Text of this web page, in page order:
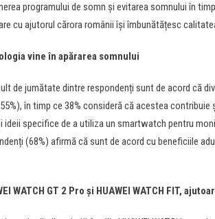
programului de somn și evitarea somnului în
cu ajutorul cărora românii își îmbunătățesc
vine în apărarea somnului
de jumătate dintre respondenți sunt de acord că
în timp ce 38% consideră că acestea
ideii specifice de a utiliza un smartwatch pentru
(68%) afirmă că sunt de acord cu beneficiile
WATCH GT 2 Pro și HUAWEI WATCH FIT,